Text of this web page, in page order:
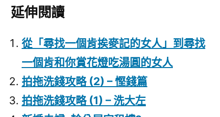
延伸閱讀
從「尋找一個肯挨麥記的女人」到尋找
一個肯和你賞花燈吃湯圓的女人
拍拖洗錢攻略 (2) – 慳錢篇
拍拖洗錢攻略 (1) – 洗大左